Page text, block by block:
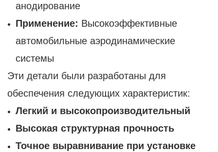
анодирование
Применение: Высокоэффективные
автомобильные аэродинамические
системы
Эти детали были разработаны для
обеспечения следующих характеристик:
Легкий и высокопроизводительный
Высокая структурная прочность
Точное выравнивание при установке